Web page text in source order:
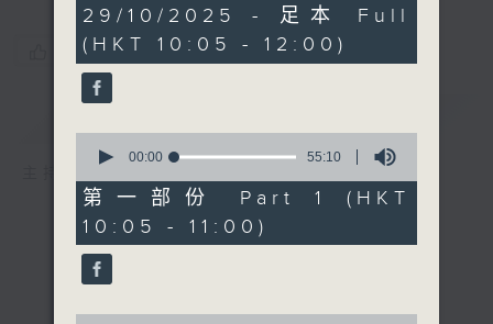
您喜歡這個節目嗎?
1
hour,
50
minutes,
0
seconds
29/10/2025 - 足本 Full
(HKT 10:05 - 12:00)
seconds
55
minutes,
10
seconds
00:00 55:10
第一部份 Part 1 (HKT
10:05 - 11:00)